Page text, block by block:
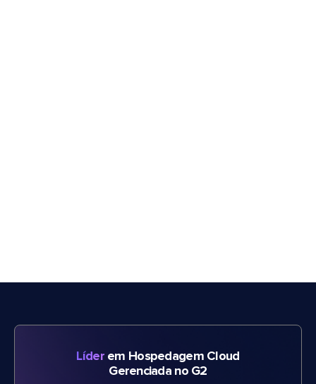
Líderem Hospedagem Cloud
Gerenciada no G2